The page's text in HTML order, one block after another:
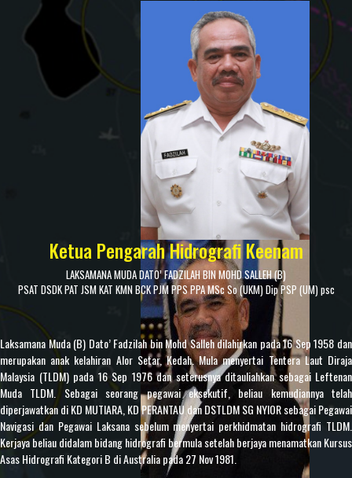
Ketua Pengarah Hidrografi Keenam
LAKSAMANA MUDA DATO’ FADZILAH BIN MOHD SALLEH (B)
PSAT DSDK PAT JSM KAT KMN BCK PJM PPS PPA MSc So (UKM) Dip PSP (UM) psc
Laksamana Muda (B) Dato’ Fadzilah bin Mohd Salleh dilahirkan pada 16 Sep 1958 dan
merupakan anak kelahiran Alor Setar, Kedah. Mula menyertai Tentera Laut Diraja
Malaysia (TLDM) pada 16 Sep 1976 dan seterusnya ditauliahkan sebagai Leftenan
Muda TLDM. Sebagai seorang pegawai eksekutif, beliau kemudiannya telah
diperjawatkan di KD MUTIARA, KD PERANTAU dan DSTLDM SG NYIOR sebagai Pegawai
Navigasi dan Pegawai Laksana sebelum menyertai perkhidmatan hidrografi TLDM.
Kerjaya beliau didalam bidang hidrografi bermula setelah berjaya menamatkan Kursus
Asas Hidrografi Kategori B di Australia pada 27 Nov 1981.